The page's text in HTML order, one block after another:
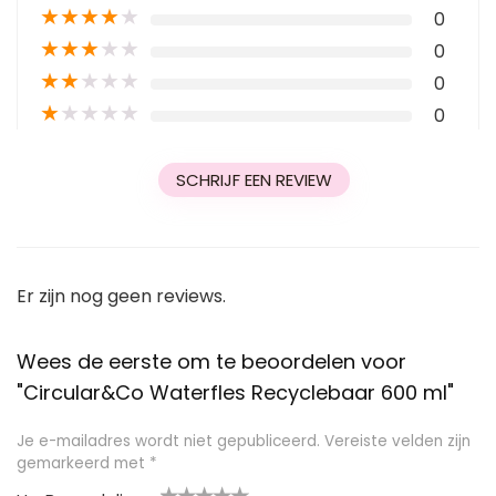
★★★★★ 0
★★★★★ 0
★★★★★ 0
★★★★★ 0
SCHRIJF EEN REVIEW
Er zijn nog geen reviews.
Wees de eerste om te beoordelen voor
"Circular&Co Waterfles Recyclebaar 600 ml"
Je e-mailadres wordt niet gepubliceerd. Vereiste velden zijn
gemarkeerd met *